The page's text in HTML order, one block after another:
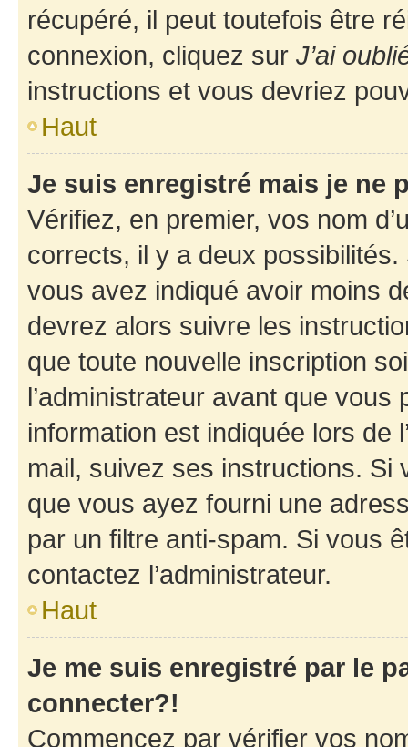
récupéré, il peut toutefois être
connexion, cliquez sur J’ai
instructions et vous devriez
Haut
Je suis enregistré mais je ne
Vérifiez, en premier, vos nom
corrects, il y a deux
vous avez indiqué avoir moins
devrez alors suivre les
que toute nouvelle inscription
l’administrateur avant que
information est indiquée lors de
mail, suivez ses instructions. Si
que vous ayez fourni une
par un filtre anti-spam. Si vous
contactez l’administrateur.
Haut
Je me suis enregistré par le
connecter?!
Commencez par vérifier vos